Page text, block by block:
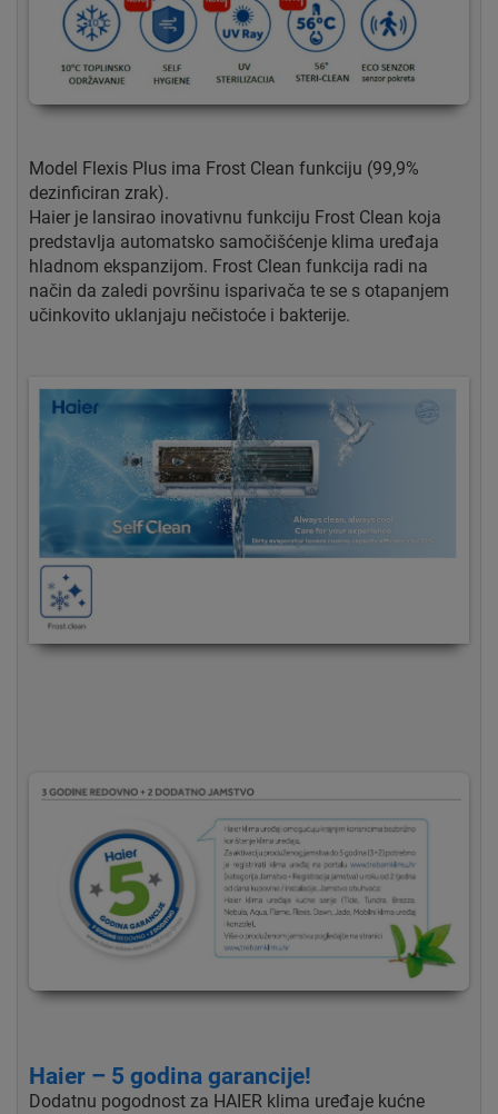
Model Flexis Plus ima Frost Clean funkciju (99,9%
dezinficiran zrak).
Haier je lansirao inovativnu funkciju Frost Clean koja
predstavlja automatsko samočišćenje klima uređaja
hladnom ekspanzijom. Frost Clean funkcija radi na
način da zaledi površinu isparivača te se s otapanjem
učinkovito uklanjaju nečistoće i bakterije.
Haier – 5 godina garancije!
Dodatnu pogodnost za HAIER klima uređaje kućne